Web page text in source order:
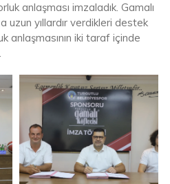
anlaşması imzaladık. Gamalı
yıllardır verdikleri destek
anlaşmasının iki taraf içinde